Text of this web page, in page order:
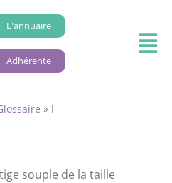
L'annuaire
Adhérente
» I
souple de la taille